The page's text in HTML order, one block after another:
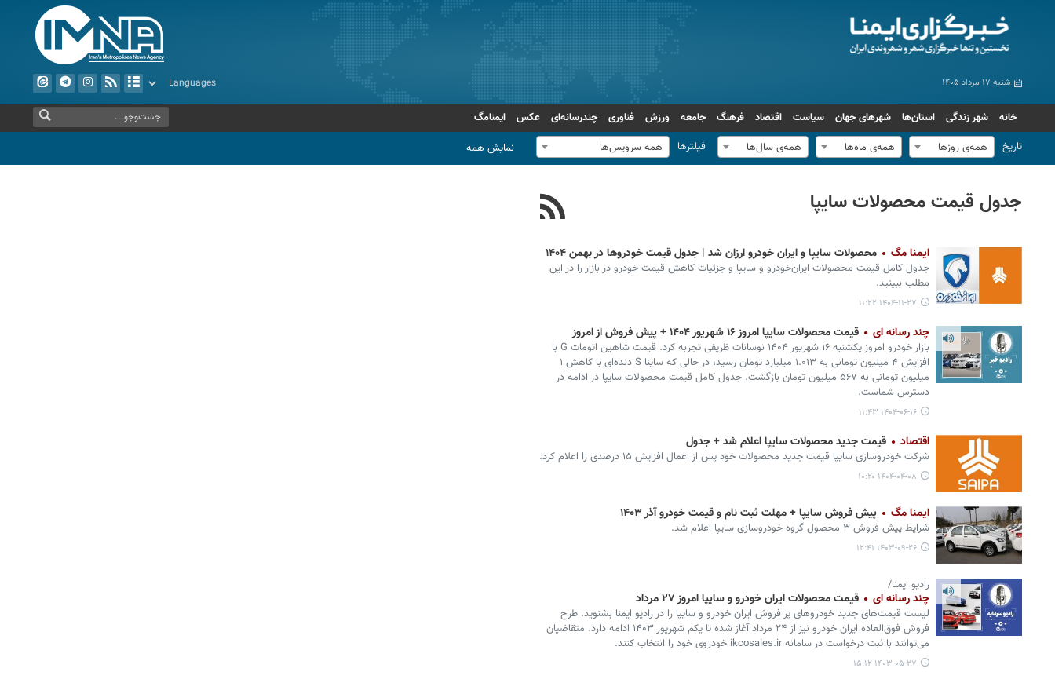
شنبه ۱۷ مرداد ۱۴۰۵
خانه شهر زندگی استان‌ها شهرهای جهان سیاست اقتصاد فرهنگ جامعه ورزش فناوری چندرسانه‌ای عکس
ایمنامگ
تاریخ
همه‌ی روزها همه‌ی ماه‌ها همه‌ی سال‌ها فیلترها همه سرویس‌ها نمایش همه
جدول قیمت محصولات سایپا
ایمنا مگ محصولات سایپا و ایران خودرو ارزان شد | جدول قیمت خودروها در بهمن ۱۴۰۴
جدول کامل قیمت محصولات ایران‌خودرو و سایپا و جزئیات کاهش قیمت خودرو در بازار را در این
مطلب ببینید.
۱۴۰۴-۱۱-۲۷ ۱۱:۲۲
چند رسانه ای قیمت محصولات سایپا امروز ۱۶ شهریور ۱۴۰۴ + پیش فروش از امروز
بازار خودرو امروز یکشنبه ۱۶ شهریور ۱۴۰۴ نوسانات ظریفی تجربه کرد. قیمت شاهین اتومات G با
افزایش ۴ میلیون تومانی به ۱.۰۱۳ میلیارد تومان رسید، در حالی که ساینا S دنده‌ای با کاهش ۱
میلیون تومانی به ۵۶۷ میلیون تومان بازگشت. جدول کامل قیمت محصولات سایپا در ادامه در
دسترس شماست.
۱۴۰۴-۰۶-۱۶ ۱۱:۴۳
اقتصاد قیمت جدید محصولات سایپا اعلام شد + جدول
شرکت خودروسازی سایپا قیمت جدید محصولات خود پس از اعمال افزایش ۱۵ درصدی را اعلام کرد.
۱۴۰۴-۰۴-۰۸ ۱۰:۲۰
ایمنا مگ پیش فروش سایپا + مهلت ثبت نام و قیمت خودرو آذر ۱۴۰۳
شرایط پیش فروش ۳ محصول گروه خودروسازی سایپا اعلام شد.
۱۴۰۳-۰۹-۲۶ ۱۲:۴۱
رادیو ایمنا/
چند رسانه ای قیمت محصولات ایران خودرو و سایپا امروز ۲۷ مرداد
لیست قیمت‌های جدید خودروهای پر فروش ایران خودرو و سایپا را در رادیو ایمنا بشنوید. طرح
فروش فوق‌العاده ایران خودرو نیز از ۲۴ مرداد آغاز شده تا یکم شهریور ۱۴۰۳ ادامه دارد. متقاضیان
می‌توانند با ثبت درخواست در سامانه ikcosales.ir خودروی خود را انتخاب کنند.
۱۴۰۳-۰۵-۲۷ ۱۵:۱۲